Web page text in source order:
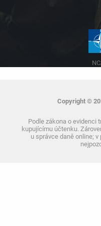
Copyright ©
Podle zákona o evidenci
kupujícímu účtenku.
u správce daně online;